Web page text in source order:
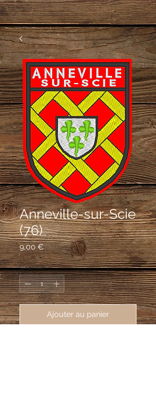
Anneville-sur-Scie
(76)
9,00 €Prix
Quantité *
Ajouter au panier